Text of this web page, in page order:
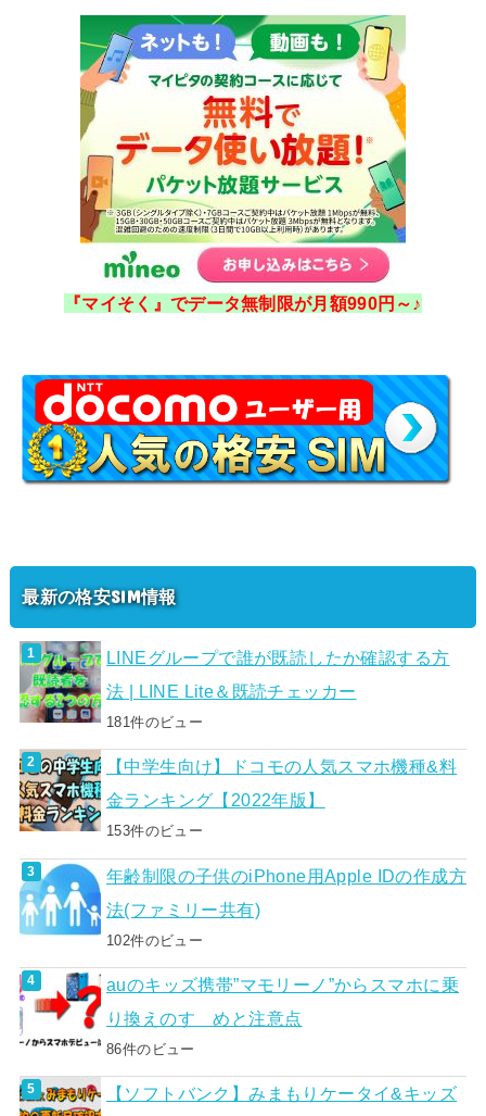
『マイそく』でデータ無制限が月額990円～♪
最新の格安SIM情報
LINEグループで誰が既読したか確認する方
法 | LINE Lite＆既読チェッカー
181件のビュー
【中学生向け】ドコモの人気スマホ機種&料
金ランキング【2022年版】
153件のビュー
年齢制限の子供のiPhone用Apple IDの作成方
法(ファミリー共有)
102件のビュー
auのキッズ携帯”マモリーノ”からスマホに乗
り換えのすゝめと注意点
86件のビュー
【ソフトバンク】みまもりケータイ&キッズ